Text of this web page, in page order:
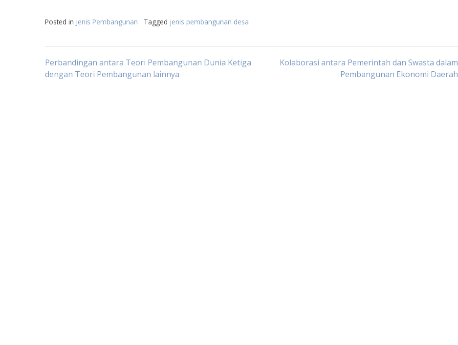
Posted in Jenis Pembangunan Tagged jenis pembangunan desa
Post
Perbandingan antara Teori Pembangunan Dunia Ketiga
dengan Teori Pembangunan lainnya
Kolaborasi antara Pemerintah dan Swasta dalam
Pembangunan Ekonomi Daerah